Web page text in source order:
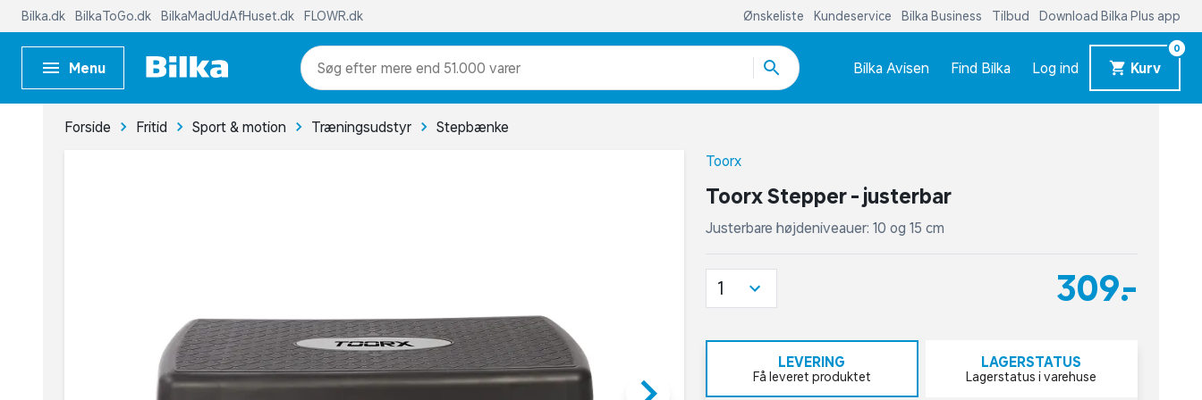
Bilka.dk BilkaToGo.dk BilkaMadUdAfHuset.dk FLOWR.dk Ønskeliste Kundeservice Bilka Business Tilbud Download Bilka Plus app
Menu mere end 51.000 varer Bilka Avisen Find Bilka Log ind Kurv
0
Forside Fritid Sport & motion Træningsudstyr Stepbænke
Toorx
Toorx Stepper - justerbar
Justerbare højdeniveauer: 10 og 15 cm
309,-
1
LEVERING
Få leveret produktet
LAGERSTATUS
Lagerstatus i varehuse